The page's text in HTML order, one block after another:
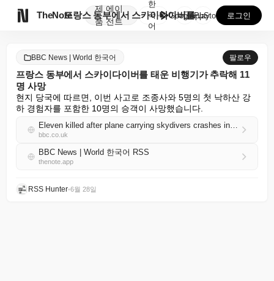
TheNote
제
품
에이
전트
프랑스 동부에서 스카이다이버를 태운 비행기가 추락해 1...
한
국
어
GooglePlay
AppStore 로그인
BBC News | World 한국어 팔로우
프랑스 동부에서 스카이다이버를 태운 비행기가 추락해 11
명 사망
현지 당국에 따르면, 이번 사고로 조종사와 5명의 첫 낙하산 강
하 경험자를 포함한 10명의 승객이 사망했습니다.
Eleven killed after plane carrying skydivers crashes in eastern France
bbc.co.uk
BBC News | World 한국어 RSS
thenote.app
RSS Hunter•6월 28일